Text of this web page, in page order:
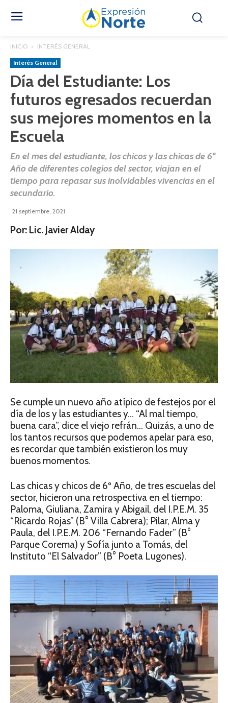
INICIO INTERÉS GENERAL
Interés General
Día del Estudiante: Los
futuros egresados recuerdan
sus mejores momentos en la
Escuela
En el mes del estudiante, los chicos y las chicas de 6º
Año de diferentes colegios del sector, viajan en el
tiempo para repasar sus inolvidables vivencias en el
secundario.
21 septiembre, 2021
Por: Lic. Javier Alday
Se cumple un nuevo año atípico de festejos por el
día de los y las estudiantes y… “Al mal tiempo,
buena cara”, dice el viejo refrán… Quizás, a uno de
los tantos recursos que podemos apelar para eso,
es recordar que también existieron los muy
buenos momentos.
Las chicas y chicos de 6º Año, de tres escuelas del
sector, hicieron una retrospectiva en el tiempo:
Paloma, Giuliana, Zamira y Abigail, del I.P.E.M. 35
“Ricardo Rojas” (B° Villa Cabrera); Pilar, Alma y
Paula, del I.P.E.M. 206 “Fernando Fader” (B°
Parque Corema) y Sofía junto a Tomás, del
Instituto “El Salvador” (B° Poeta Lugones).